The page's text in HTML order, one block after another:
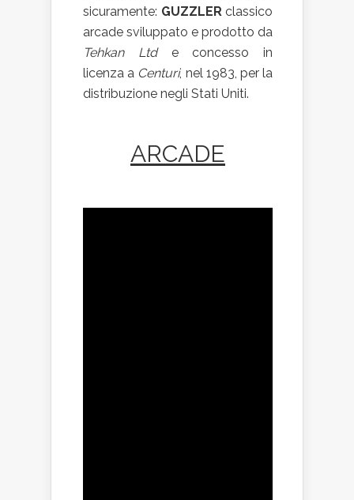
sicuramente: GUZZLERclassico
arcade sviluppato e prodotto da
Tehkan Ltde concesso in
licenza a Centuri, nel 1983, per la
distribuzione negli Stati Uniti.
ARCADE